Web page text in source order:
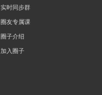
实时同步群
圈友专属课
圈子介绍
加入圈子